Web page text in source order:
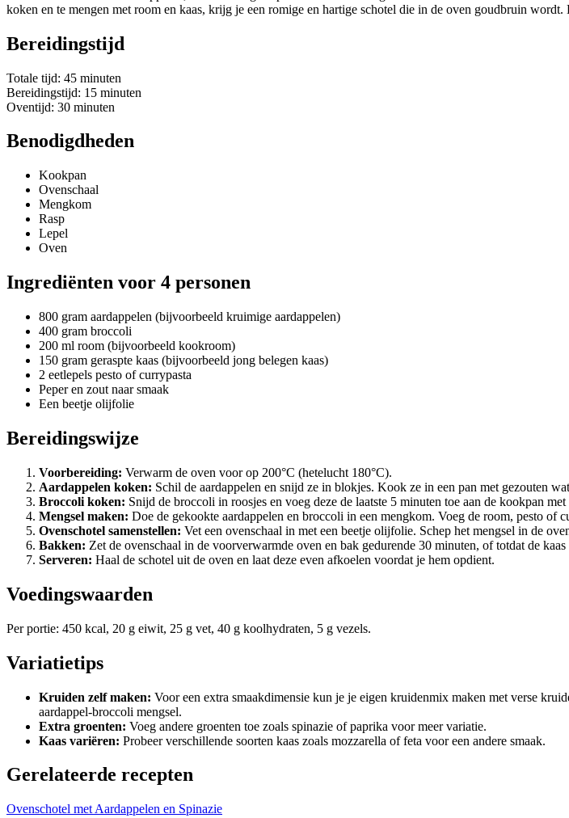
koken en te mengen met room en kaas, krijg je een romige en hartige schotel die in de oven goudbruin
Bereidingstijd
Totale tijd: 45 minuten
Bereidingstijd: 15 minuten
Oventijd: 30 minuten
Benodigdheden
Kookpan
Ovenschaal
Mengkom
Rasp
Lepel
Oven
Ingrediënten voor 4 personen
800 gram aardappelen (bijvoorbeeld kruimige aardappelen)
400 gram broccoli
200 ml room (bijvoorbeeld kookroom)
150 gram geraspte kaas (bijvoorbeeld jong belegen kaas)
2 eetlepels pesto of currypasta
Peper en zout naar smaak
Een beetje olijfolie
Bereidingswijze
Voorbereiding: Verwarm de oven voor op 200°C (hetelucht 180°C).
Aardappelen koken: Schil de aardappelen en snijd ze in blokjes. Kook ze in een pan met gezouten
Broccoli koken: Snijd de broccoli in roosjes en voeg deze de laatste 5 minuten toe aan de kookpan
Mengsel maken: Doe de gekookte aardappelen en broccoli in een mengkom. Voeg de room, pesto of
Ovenschotel samenstellen: Vet een ovenschaal in met een beetje olijfolie. Schep het mengsel in de
Bakken: Zet de ovenschaal in de voorverwarmde oven en bak gedurende 30 minuten, of totdat de
Serveren: Haal de schotel uit de oven en laat deze even afkoelen voordat je hem opdient.
Voedingswaarden
Per portie: 450 kcal, 20 g eiwit, 25 g vet, 40 g koolhydraten, 5 g vezels.
Variatietips
Kruiden zelf maken: Voor een extra smaakdimensie kun je je eigen kruidenmix maken met verse
aardappel-broccoli mengsel.
Extra groenten: Voeg andere groenten toe zoals spinazie of paprika voor meer variatie.
Kaas variëren: Probeer verschillende soorten kaas zoals mozzarella of feta voor een andere smaak.
Gerelateerde recepten
Ovenschotel met Aardappelen en Spinazie